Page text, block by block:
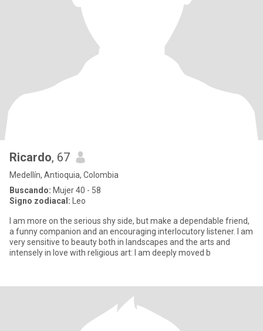
Ricardo, 67
Medellín, Antioquia, Colombia
Buscando: Mujer 40 - 58
Signo zodiacal: Leo
I am more on the serious shy side, but make a dependable friend,
a funny companion and an encouraging interlocutory listener. I am
very sensitive to beauty both in landscapes and the arts and
intensely in love with religious art: I am deeply moved b